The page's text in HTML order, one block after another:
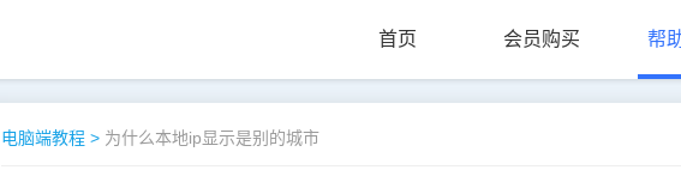
首页 会员购买 帮
电脑端教程 > 为什么本地ip显示是别的城市